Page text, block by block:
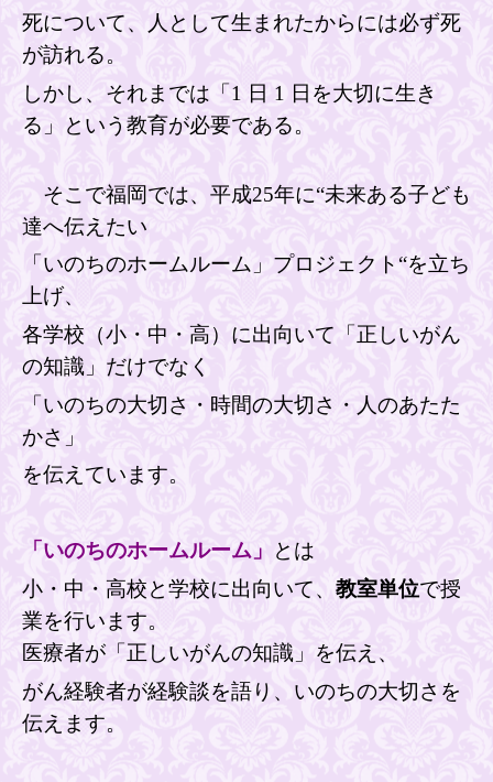
死について、人として生まれたからには必ず死
が訪れる。
しかし、それまでは「 1 日 1
日を大切に生き
る」という教育が必要である。
そこで福岡では、 平成25年に“未来ある子ども
達へ伝えたい
「いのちのホームルーム」プロジェクト“を立ち
上げ、
各学校（小・中・高）に出向いて「正しいがん
の知識」だけでなく
「いのちの大切さ・時間の大切さ・人のあたた
かさ」
を伝えています。
「いのちのホームルーム」
とは
小・中・高校と学校に出向いて、 教室単位で授
業を行います。
医療者が「正しいがんの知識」を伝え、
がん経験者が経験談を語り、いのちの大切さを
伝えます。